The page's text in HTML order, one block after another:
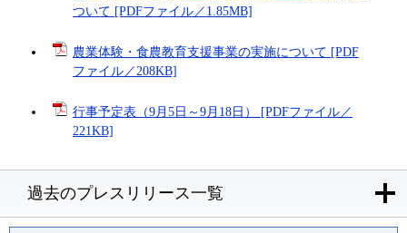
ついて [PDFファイル／1.85MB]
農業体験・食農教育支援事業の実施について [PDF
ファイル／208KB]
行事予定表（9月5日～9月18日） [PDFファイル／
221KB]
過去のプレスリリース一覧